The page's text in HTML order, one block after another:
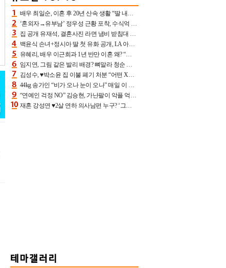
배우 최일순, 이혼 후 20년 산속 생활 “딸 내가 버렸다고 원망‥맘 아파”(특종)[어제TV]
‘혼외자→유부남’ 정우성 근황 포착, 수식억 해킹 피해 후배 만났다 “존경하는”
집 공개 유재석, 결혼사진 라면 냄비 받침대 되고 분노‥가족사진도 피해(놀뭐)[어제TV]
백윤식 손녀+정시아 딸 첫 유화 공개, LA 아트쇼→서울국제조각페스타 작가다운 수준급 실력
유혜리, 배우 이근희과 1년 반만 이혼 왜? “식칼 꽂고 의자 던져” 충격 폭로(특종)[어제TV]
임지연, 그림 같은 발리 배경? 뼈말라 청순 비키니 핏에 상대 안 되네
김성수, ♥박소윤 집 이불 폐기 처분 “어떤 X이랑 썼을지 몰라” 질투(신랑수업2)[어제TV]
44kg 송가인 “비가 오나 눈이 오나” 매일 이 운동, 허벅지 근육량 상승+체지방 감소
“연예인 걱정 NO” 김승현, 가난팔이 악플 억울할만‥아내+딸과 日 여행
재혼 강성연 ♥2살 연하 의사남편 누구? ‘그알’ 자문의에 훈남 비주얼 초엘리트 스펙 [종합]